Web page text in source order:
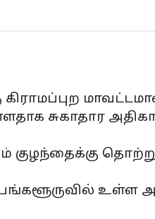
கிராமப்புற
சுகாதார
தொற்று
உள்ள